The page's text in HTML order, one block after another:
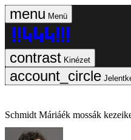
Menü
Kinézet
Schmidt Máriáék mossák